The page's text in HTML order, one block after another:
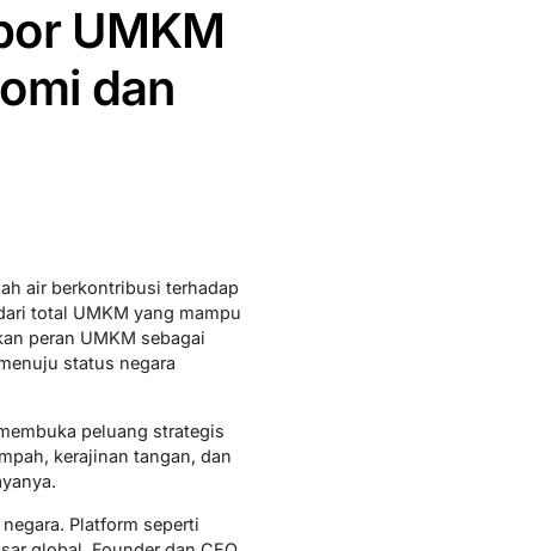
UMKM
dan
air berkontribusi terhadap
total UMKM yang mampu
peran UMKM sebagai
status negara
peluang strategis
kerajinan tangan, dan
Platform seperti